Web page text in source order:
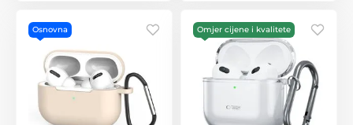
Osnovna Omjer cijene i kvalitete